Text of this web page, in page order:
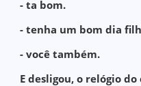
- ta bom.
- tenha um bom dia
- você também.
E desligou, o relógio